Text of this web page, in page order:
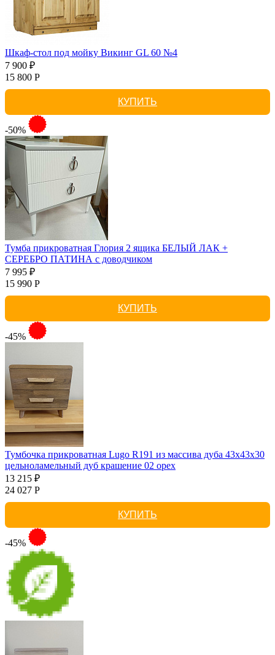
Шкаф-стол под мойку Викинг GL 60 №4
7 900 ₽
15 800 Р
КУПИТЬ
-50%
Тумба прикроватная Глория 2 ящика БЕЛЫЙ ЛАК +
СЕРЕБРО ПАТИНА с доводчиком
7 995 ₽
15 990 Р
КУПИТЬ
-45%
Тумбочка прикроватная Lugo R191 из массива дуба 43х43х30
цельноламельный дуб крашение 02 орех
13 215 ₽
24 027 Р
КУПИТЬ
-45%